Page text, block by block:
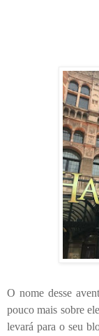
O nome desse
pouco mais sobre
levará para o seu